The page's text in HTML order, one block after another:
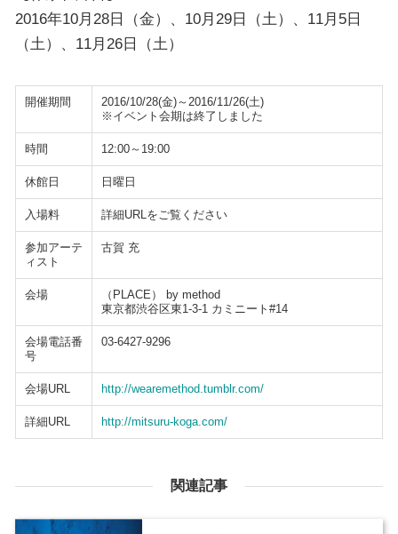
2016年10月28日（金）、10月29日（土）、11月5日
（土）、11月26日（土）
開催期間
2016/10/28(金)～2016/11/26(土)
※イベント会期は終了しました
時間 12:00～19:00
休館日 日曜日
入場料 詳細URLをご覧ください
参加アーテ
ィスト
古賀 充
会場
（PLACE） by method
東京都渋谷区東1-3-1 カミニート#14
会場電話番
号
03-6427-9296
会場URL http://wearemethod.tumblr.com/
詳細URL http://mitsuru-koga.com/
関連記事